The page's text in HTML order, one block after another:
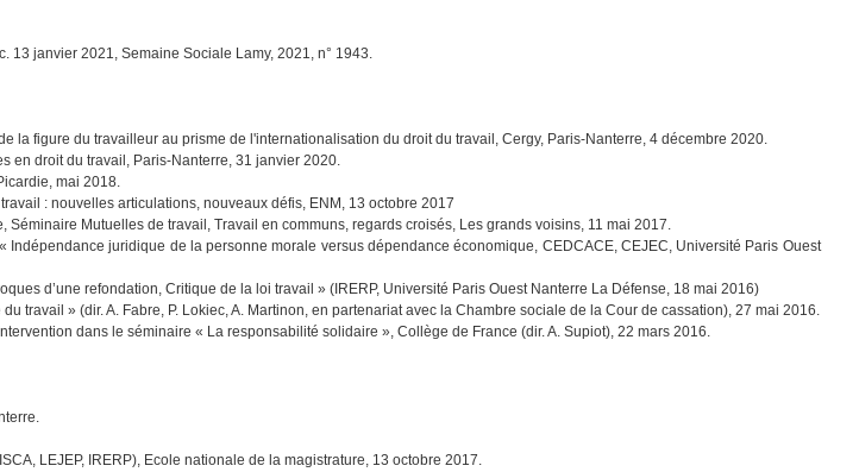
13 janvier 2021, Semaine Sociale Lamy, 2021, n° 1943.
figure du travailleur au prisme de l'internationalisation du droit du travail, Cergy, Paris-Nanterre, 4 décembre 2020.
en droit du travail, Paris-Nanterre, 31 janvier 2020.
mai 2018.
: nouvelles articulations, nouveaux défis, ENM, 13 octobre 2017
Mutuelles de travail, Travail en communs, regards croisés, Les grands voisins, 11 mai 2017.
juridique de la personne morale versus dépendance économique, CEDCACE, CEJEC, Université Paris Ouest
d’une refondation, Critique de la loi travail » (IRERP, Université Paris Ouest Nanterre La Défense, 18 mai 2016)
travail » (dir. A. Fabre, P. Lokiec, A. Martinon, en partenariat avec la Chambre sociale de la Cour de cassation), 27 mai 2016.
dans le séminaire « La responsabilité solidaire », Collège de France (dir. A. Supiot), 22 mars 2016.
LEJEP, IRERP), Ecole nationale de la magistrature, 13 octobre 2017.